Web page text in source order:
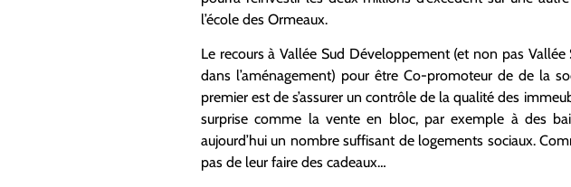
l’école des Ormeaux.
Le recours à Vallée Sud Développement (et non pas
dans l’aménagement) pour être Co-promoteur de de la
premier est de s’assurer un contrôle de la qualité des
surprise comme la vente en bloc, par exemple à des
aujourd’hui un nombre suffisant de logements sociaux.
pas de leur faire des cadeaux…